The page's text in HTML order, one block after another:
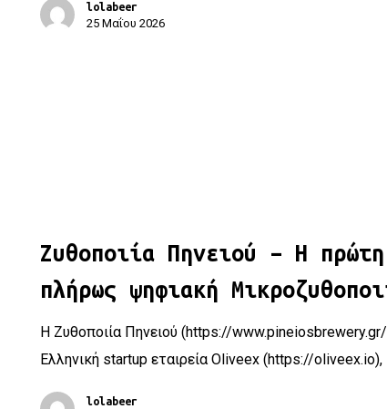
lolabeer
25 Μαΐου 2026
Ζυθοποιία Πηνειού – Η
πλήρως ψηφιακή
Η Ζυθοποιία Πηνειού (https://
Ελληνική startup εταιρεία Oliveex (https://
lolabeer